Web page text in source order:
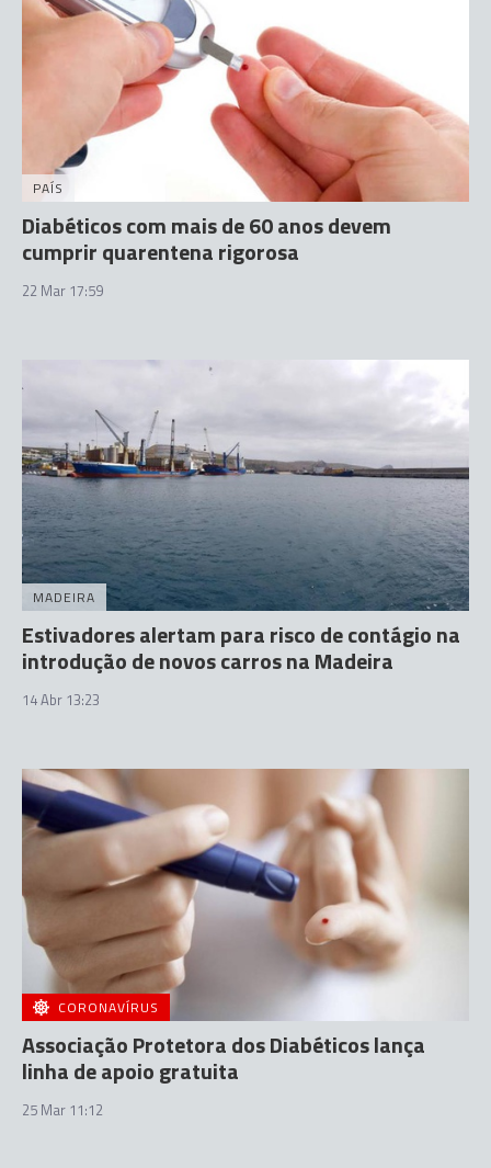
PAÍS
Diabéticos com mais de 60 anos devem
cumprir quarentena rigorosa
22 Mar 17:59
MADEIRA
Estivadores alertam para risco de contágio na
introdução de novos carros na Madeira
14 Abr 13:23
CORONAVÍRUS
Associação Protetora dos Diabéticos lança
linha de apoio gratuita
25 Mar 11:12